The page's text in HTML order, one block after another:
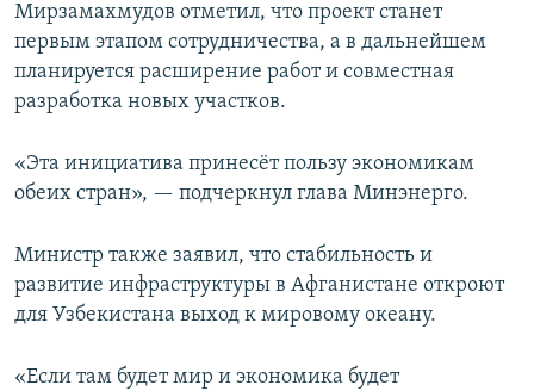
Мирзамахмудов отметил, что проект станет
первым этапом сотрудничества, а в дальнейшем
планируется расширение работ и совместная
разработка новых участков.
«Эта инициатива принесёт пользу экономикам
обеих стран», — подчеркнул глава Минэнерго.
Министр также заявил, что стабильность и
развитие инфраструктуры в Афганистане откроют
для Узбекистана выход к мировому океану.
«Если там будет мир и экономика будет